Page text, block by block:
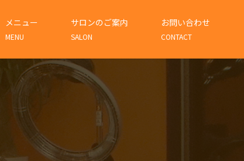
メニュー
MENU
サロンのご案内
SALON
お問い合わせ
CONTACT